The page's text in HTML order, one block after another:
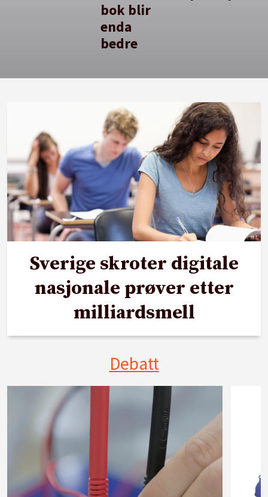
bok blir
enda
bedre
Sverige skroter digitale
nasjonale prøver etter
milliardsmell
Debatt